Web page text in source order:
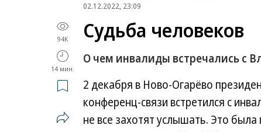
02.12.2022, 23:09
94K
14 мин.
Судьба человеков
О чем инвалиды встречались с
2 декабря в Ново-Огарёво
конференц-связи встретился с
не все захотят услышать. Это